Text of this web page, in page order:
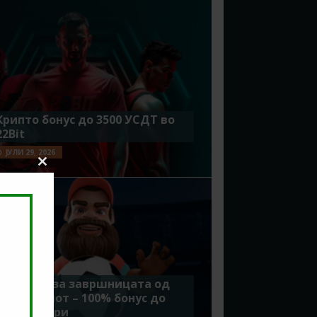
бонус до 3500 УСДТ во
ЈУЛИ 29, 2026
Идеално за завршницата од
Мундијалот – 100% бонус до
7500 денари
Close
this
module